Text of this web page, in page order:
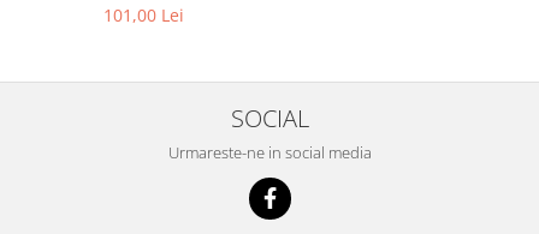
Protect
101,00 Lei
SOCIAL
Urmareste-ne in social media